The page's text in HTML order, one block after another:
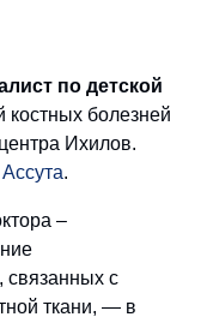
по детской
костных болезней
Ихилов.
.
–
связанных с
ткани, — в